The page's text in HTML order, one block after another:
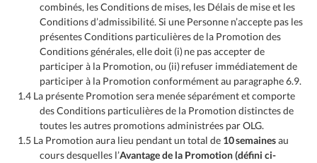
combinés, les Conditions de mises, les Délais de mise et les
Conditions d’admissibilité. Si une Personne n’accepte pas les
présentes Conditions particulières de la Promotion des
Conditions générales, elle doit (i) ne pas accepter de
participer à la Promotion, ou (ii) refuser immédiatement de
participer à la Promotion conformément au paragraphe 6.9.
1.4 La présente Promotion sera menée séparément et comporte
des Conditions particulières de la Promotion distinctes de
toutes les autres promotions administrées par OLG.
1.5 La Promotion aura lieu pendant un total de 10 semainesau
cours desquelles l’Avantage de la Promotion (défini ci-